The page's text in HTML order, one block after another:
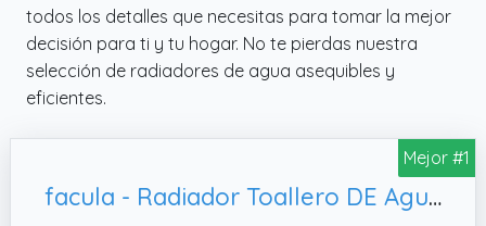
todos los detalles que necesitas para tomar la mejor
decisión para ti y tu hogar. No te pierdas nuestra
selección de radiadores de agua asequibles y
eficientes.
Mejor #1
facula - Radiador Toallero DE Agua Ocean Dorado 803x500mm | (NO Eléctrico) | 3 Soportes + purgador | Conexiones 3x1/2